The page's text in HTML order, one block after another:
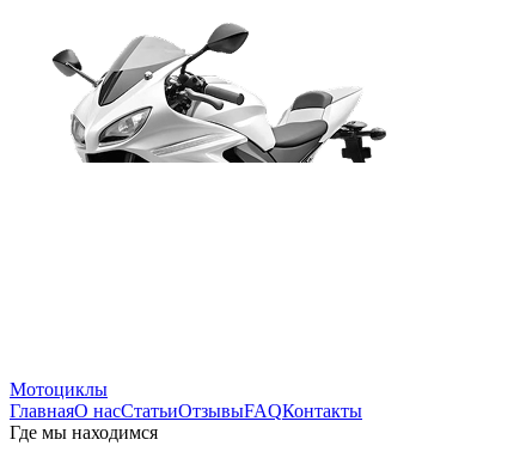
Мотоциклы
ГлавнаяО насСтатьиОтзывыFAQКонтакты
Где мы находимся